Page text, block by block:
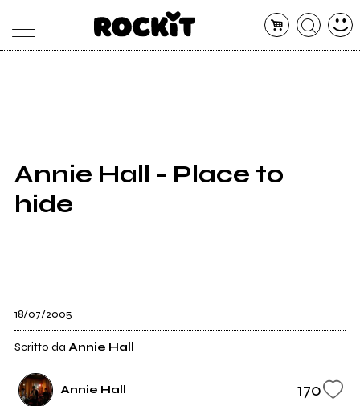
SHOP
RADIO
Annie Hall - Place to
hide
18/07/2005
Scritto da Annie Hall
Annie Hall 170